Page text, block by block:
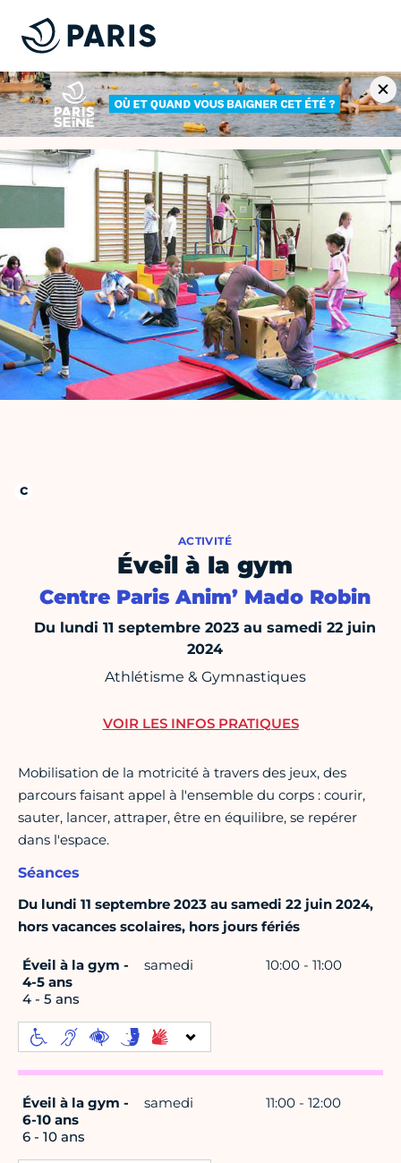
ACTIVITÉ
Éveil à la gym
Centre Paris Anim’ Mado Robin
Du lundi 11 septembre 2023 au samedi 22 juin
2024
Athlétisme & Gymnastiques
Mobilisation de la motricité à travers des jeux, des
parcours faisant appel à l'ensemble du corps : courir,
sauter, lancer, attraper, être en équilibre, se repérer
dans l'espace.
Séances
Du lundi 11 septembre 2023 au samedi 22 juin 2024,
hors vacances scolaires, hors jours fériés
Éveil à la gym -
4-5 ans
4 - 5 ans
samedi 10:00 - 11:00
Éveil à la gym -
6-10 ans
6 - 10 ans
samedi 11:00 - 12:00
VOIR LES INFOS PRATIQUES